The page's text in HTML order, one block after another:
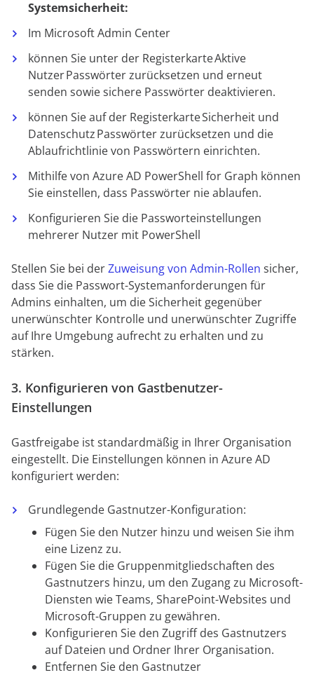
Systemsicherheit:
Im Microsoft Admin Center
können Sie unter der RegisterkarteAktive
NutzerPasswörter zurücksetzen und erneut
senden sowie sichere Passwörter deaktivieren.
können Sie auf der RegisterkarteSicherheit und
DatenschutzPasswörter zurücksetzen und die
Ablaufrichtlinie von Passwörtern einrichten.
Mithilfe von Azure AD PowerShell for Graph können
Sie einstellen, dass Passwörter nie ablaufen.
Konfigurieren Sie die Passworteinstellungen
mehrerer Nutzer mit PowerShell
Stellen Sie bei derZuweisung von Admin-Rollen sicher,
dass Sie die Passwort-Systemanforderungen für
Admins einhalten, um die Sicherheit gegenüber
unerwünschter Kontrolle und unerwünschter Zugriffe
auf Ihre Umgebung aufrecht zu erhalten und zu
stärken.
3. Konfigurieren von Gastbenutzer-
Einstellungen
Gastfreigabe ist standardmäßig in Ihrer Organisation
eingestellt. Die Einstellungen können in Azure AD
konfiguriert werden:
Grundlegende Gastnutzer-Konfiguration:
Fügen Sie den Nutzer hinzu und weisen Sie ihm
eine Lizenz zu.
Fügen Sie die Gruppenmitgliedschaften des
Gastnutzers hinzu, um den Zugang zu Microsoft-
Diensten wie Teams, SharePoint-Websites und
Microsoft-Gruppen zu gewähren.
Konfigurieren Sie den Zugriff des Gastnutzers
auf Dateien und Ordner Ihrer Organisation.
Entfernen Sie den Gastnutzer